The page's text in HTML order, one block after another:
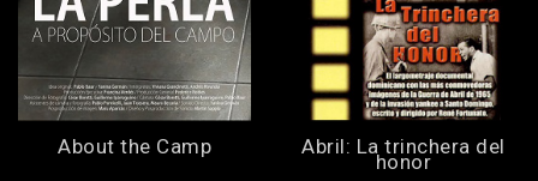
About the Camp Abril: La trinchera del
honor